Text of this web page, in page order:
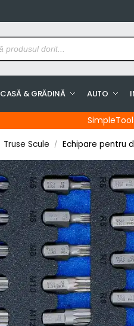
CASĂ & GRĂDINĂ AUTO
Truse Scule / Echipare pentru